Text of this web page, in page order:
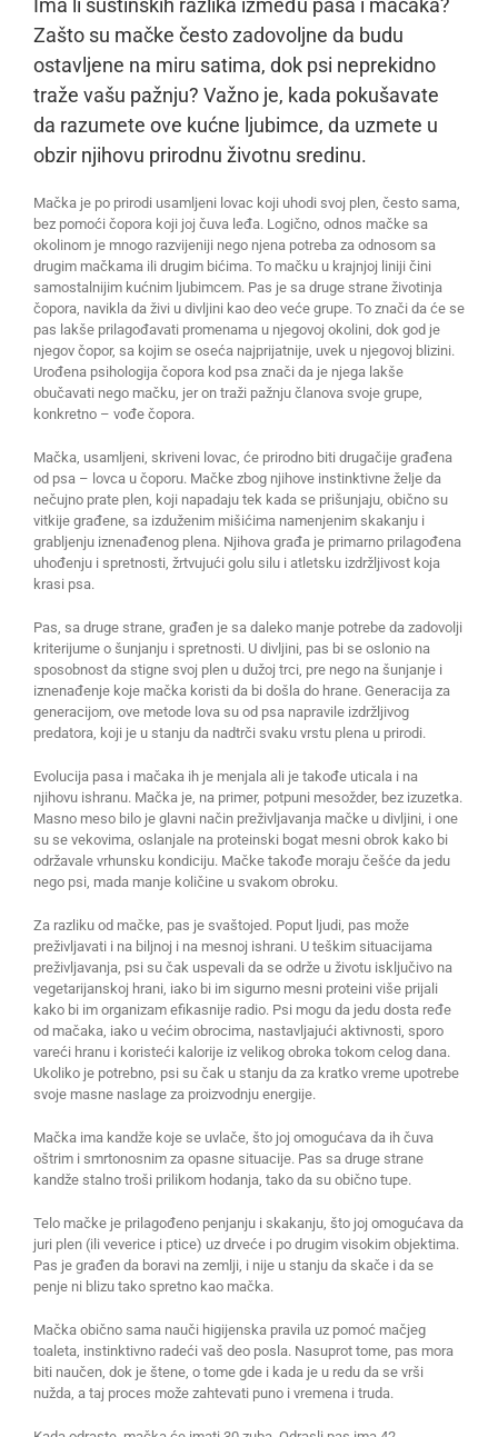
Ima li suštinskih razlika između pasa i mačaka?
Zašto su mačke često zadovoljne da budu
ostavljene na miru satima, dok psi neprekidno
traže vašu pažnju? Važno je, kada pokušavate
da razumete ove kućne ljubimce, da uzmete u
obzir njihovu prirodnu životnu sredinu.
Mačka je po prirodi usamljeni lovac koji uhodi svoj plen, često sama,
bez pomoći čopora koji joj čuva leđa. Logično, odnos mačke sa
okolinom je mnogo razvijeniji nego njena potreba za odnosom sa
drugim mačkama ili drugim bićima. To mačku u krajnjoj liniji čini
samostalnijim kućnim ljubimcem. Pas je sa druge strane životinja
čopora, navikla da živi u divljini kao deo veće grupe. To znači da će se
pas lakše prilagođavati promenama u njegovoj okolini, dok god je
njegov čopor, sa kojim se oseća najprijatnije, uvek u njegovoj blizini.
Urođena psihologija čopora kod psa znači da je njega lakše
obučavati nego mačku, jer on traži pažnju članova svoje grupe,
konkretno – vođe čopora.
Mačka, usamljeni, skriveni lovac, će prirodno biti drugačije građena
od psa – lovca u čoporu. Mačke zbog njihove instinktivne želje da
nečujno prate plen, koji napadaju tek kada se prišunjaju, obično su
vitkije građene, sa izduženim mišićima namenjenim skakanju i
grabljenju iznenađenog plena. Njihova građa je primarno prilagođena
uhođenju i spretnosti, žrtvujući golu silu i atletsku izdržljivost koja
krasi psa.
Pas, sa druge strane, građen je sa daleko manje potrebe da zadovolji
kriterijume o šunjanju i spretnosti. U divljini, pas bi se oslonio na
sposobnost da stigne svoj plen u dužoj trci, pre nego na šunjanje i
iznenađenje koje mačka koristi da bi došla do hrane. Generacija za
generacijom, ove metode lova su od psa napravile izdržljivog
predatora, koji je u stanju da nadtrči svaku vrstu plena u prirodi.
Evolucija pasa i mačaka ih je menjala ali je takođe uticala i na
njihovu ishranu. Mačka je, na primer, potpuni mesožder, bez izuzetka.
Masno meso bilo je glavni način preživljavanja mačke u divljini, i one
su se vekovima, oslanjale na proteinski bogat mesni obrok kako bi
održavale vrhunsku kondiciju. Mačke takođe moraju češće da jedu
nego psi, mada manje količine u svakom obroku.
Za razliku od mačke, pas je svaštojed. Poput ljudi, pas može
preživljavati i na biljnoj i na mesnoj ishrani. U teškim situacijama
preživljavanja, psi su čak uspevali da se održe u životu isključivo na
vegetarijanskoj hrani, iako bi im sigurno mesni proteini više prijali
kako bi im organizam efikasnije radio. Psi mogu da jedu dosta ređe
od mačaka, iako u većim obrocima, nastavljajući aktivnosti, sporo
vareći hranu i koristeći kalorije iz velikog obroka tokom celog dana.
Ukoliko je potrebno, psi su čak u stanju da za kratko vreme upotrebe
svoje masne naslage za proizvodnju energije.
Mačka ima kandže koje se uvlače, što joj omogućava da ih čuva
oštrim i smrtonosnim za opasne situacije. Pas sa druge strane
kandže stalno troši prilikom hodanja, tako da su obično tupe.
Telo mačke je prilagođeno penjanju i skakanju, što joj omogućava da
juri plen (ili veverice i ptice) uz drveće i po drugim visokim objektima.
Pas je građen da boravi na zemlji, i nije u stanju da skače i da se
penje ni blizu tako spretno kao mačka.
Mačka obično sama nauči higijenska pravila uz pomoć mačjeg
toaleta, instinktivno radeći vaš deo posla. Nasuprot tome, pas mora
biti naučen, dok je štene, o tome gde i kada je u redu da se vrši
nužda, a taj proces može zahtevati puno i vremena i truda.